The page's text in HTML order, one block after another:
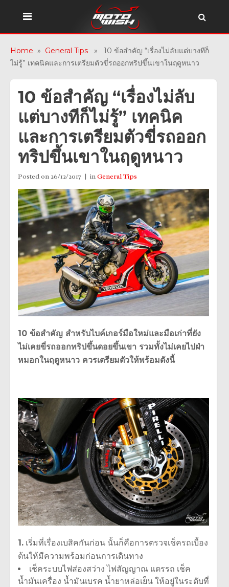
Home » General Tips » 10 ข้อสำคัญ “เรื่องไม่ลับแต่บางทีก็
ไม่รู้” เทคนิคและการเตรียมตัวขี่รถออกทริปขึ้นเขาในฤดูหนาว
10 ข้อสำคัญ “เรื่องไม่ลับ
แต่บางทีก็ไม่รู้” เทคนิค
และการเตรียมตัวขี่รถออก
ทริปขึ้นเขาในฤดูหนาว
Posted on 26/12/2017 inGeneral Tips
10 ข้อสำคัญ สำหรับไบค์เกอร์มือใหม่และมือเก่าที่ยัง
ไม่เคยขี่รถออกทริปขึ้นดอยขึ้นเขา รวมทั้งไม่เคยไปฝ่า
หมอกในฤดูหนาว ควรเตรียมตัวให้พร้อมดังนี้
1. เริ่มที่เรื่องเบสิคกันก่อน นั้นก็คือการตรวจเช็ครถเบื้อง
ต้นให้มีความพร้อมก่อนการเดินทาง
เช็คระบบไฟส่องสว่าง ไฟสัญญาณ แตรรถ เช็ค
น้ำมันเครื่อง น้ำมันเบรค น้ำยาหล่อเย็น ให้อยู่ในระดับที่